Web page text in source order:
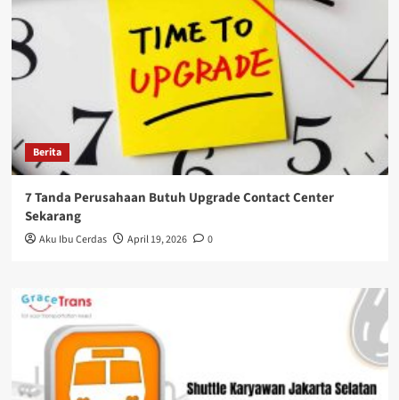
Berita
7 Tanda Perusahaan Butuh Upgrade Contact Center
Sekarang
Aku Ibu Cerdas April 19, 2026 0